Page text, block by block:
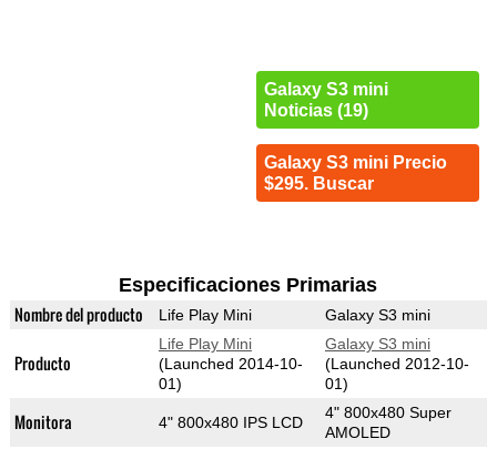
Galaxy S3 mini
Noticias (19)
Galaxy S3 mini Precio
$295. Buscar
Especificaciones Primarias
Nombre del producto Life Play Mini Galaxy S3 mini
Producto
Life Play Mini
(Launched 2014-10-
01)
Galaxy S3 mini
(Launched 2012-10-
01)
Monitora 4" 800x480 IPS LCD
4" 800x480 Super
AMOLED